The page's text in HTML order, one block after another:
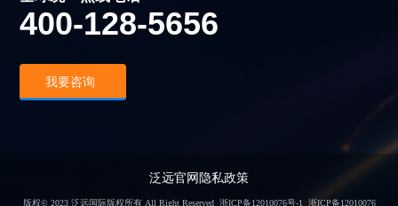
400-128-5656
我要咨询
泛远官网隐私政策
版权© 2023 泛远国际版权所有 All Right Reserved 浙ICP备12010076号-1 浙ICP备12010076